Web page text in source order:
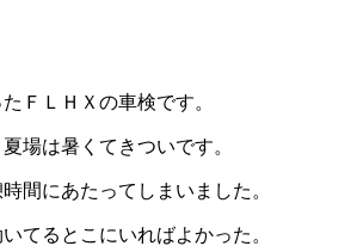
ＦＬＨＸの車検です。
場は暑くてきついです。
間にあたってしまいました。
てるとこにいればよかった。